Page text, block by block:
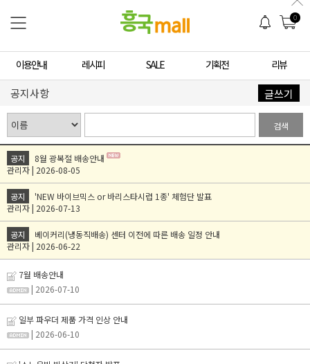
0
이용안내 레시피 SALE 기획전 리뷰
공지사항 글쓰기
검색
공지
8월 광복절 배송안내
관리자 | 2026-08-05
공지
'NEW 바이브믹스 or 바리스타시럽 1종' 체험단 발표
관리자 | 2026-07-13
공지
베이커리(냉동직배송) 센터 이전에 따른 배송 일정 안내
관리자 | 2026-06-22
7월 배송안내
| 2026-07-10
일부 파우더 제품 가격 인상 안내
| 2026-06-10